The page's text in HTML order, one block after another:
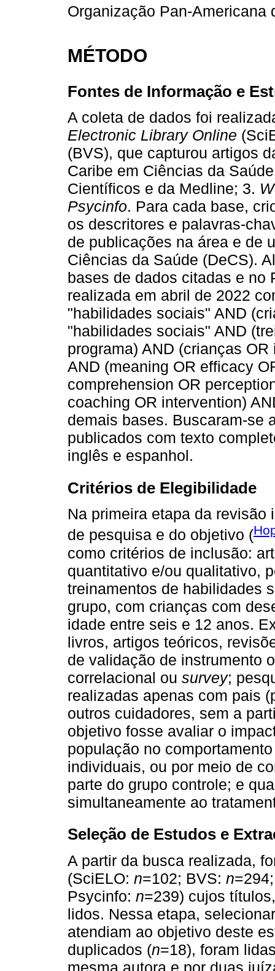
Organização Pan-Americana
MÉTODO
Fontes de Informação e
A coleta de dados foi
Electronic Library Online
(BVS), que capturou artigos
Caribe em Ciências da
Científicos e da Medline; 3.
Psycinfo. Para cada base,
os descritores e palavras-
de publicações na área e de
Ciências da Saúde (DeCS).
bases de dados citadas e no
realizada em abril de 2022
"habilidades sociais" AND
"habilidades sociais" AND
programa) AND (crianças
AND (meaning OR efficacy
comprehension OR
coaching OR intervention)
demais bases. Buscaram-se
publicados com texto
inglês e espanhol.
Critérios de Elegibilidade
Na primeira etapa da
de pesquisa e do objetivo (
como critérios de inclusão:
quantitativo e/ou qualitativo,
treinamentos de habilidades
grupo, com crianças com
idade entre seis e 12 anos.
livros, artigos teóricos,
de validação de instrumento
correlacional ou survey;
realizadas apenas com pais
outros cuidadores, sem a
objetivo fosse avaliar o
população no
individuais, ou por meio de
parte do grupo controle; e
simultaneamente ao
Seleção de Estudos e
A partir da busca realizada,
(SciELO: n=102; BVS: n
Psycinfo: n=239) cujos
lidos. Nessa etapa,
atendiam ao objetivo deste
duplicados (n=18), foram
mesma autora e por duas